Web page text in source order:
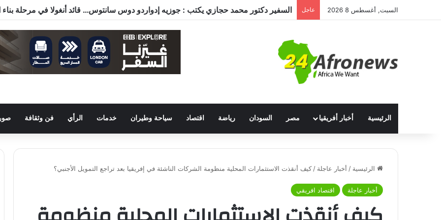
السبت, أغسطس 8 2026 عاجل
الرئيسية أخبار أفريقيا مصر السودان رياضة اقتصاد سياحة وطيران خدمات الرأي فن وثقافة
الرئيسية / أخبار عاجلة / كيف أنقذت الاستثمارات المحلية منظومة الشركات الناشئة في إفريقيا بعد تراجع التمويل الأجنبي؟
أخبار عاجلة اقتصاد افريقي